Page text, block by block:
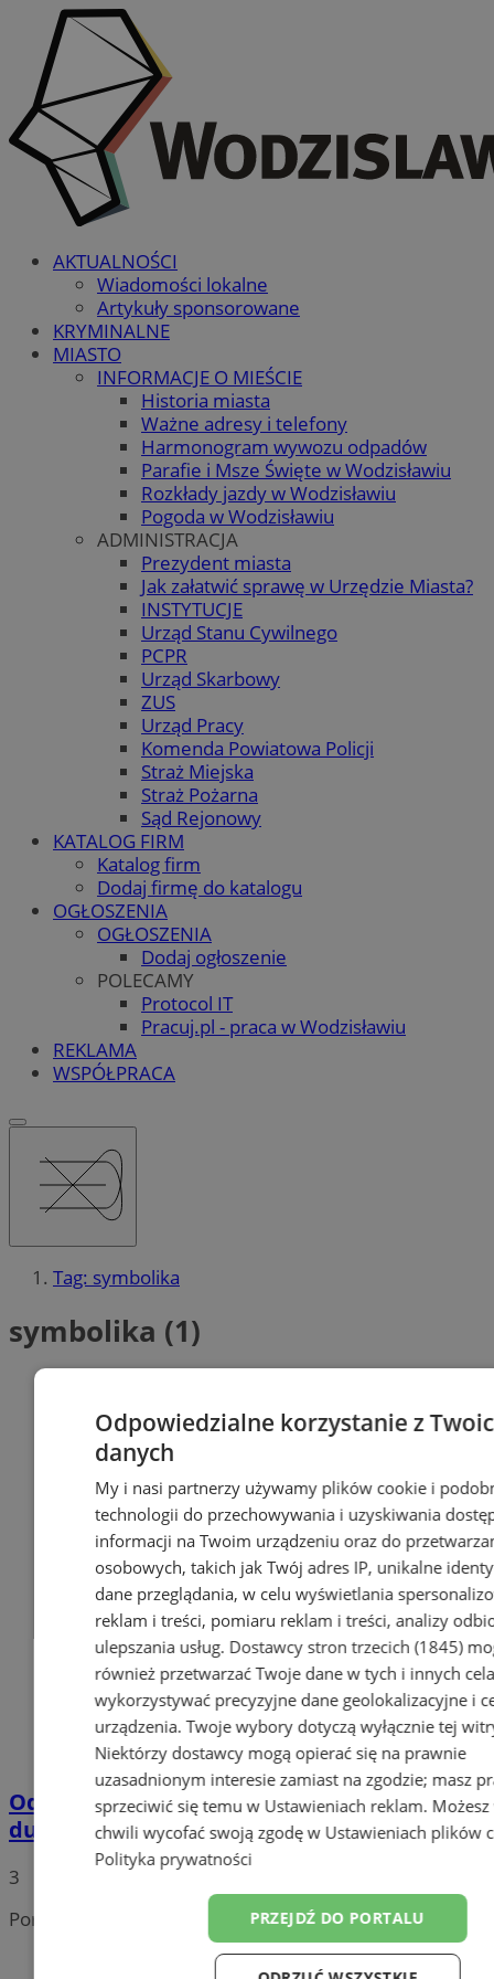
AKTUALNOŚCI
Wiadomości lokalne
Artykuły sponsorowane
KRYMINALNE
MIASTO
INFORMACJE O MIEŚCIE
Historia miasta
Ważne adresy i telefony
Harmonogram wywozu odpadów
Parafie i Msze Święte w Wodzisławiu
Rozkłady jazdy w Wodzisławiu
Pogoda w Wodzisławiu
ADMINISTRACJA
Prezydent miasta
Jak załatwić sprawę w Urzędzie Miasta?
INSTYTUCJE
Urząd Stanu Cywilnego
PCPR
Urząd Skarbowy
ZUS
Urząd Pracy
Komenda Powiatowa Policji
Straż Miejska
Straż Pożarna
Sąd Rejonowy
KATALOG FIRM
Katalog firm
Dodaj firmę do katalogu
OGŁOSZENIA
OGŁOSZENIA
Dodaj ogłoszenie
POLECAMY
Protocol IT
Pracuj.pl - praca w Wodzisławiu
REKLAMA
WSPÓŁPRACA
Tag: symbolika
symbolika (1)
Odkryj „Blask” w sztuce - wernisaż pełen
duchowości i mistycyzmu!
3
Portal należy do sieci
Odpowiedzialne korzystanie z
danych
My i nasi partnerzy używamy plików cookie i
technologii do przechowywania i uzyskiwania
informacji na Twoim urządzeniu oraz do
osobowych, takich jak Twój adres IP, unikalne
dane przeglądania, w celu wyświetlania
reklam i treści, pomiaru reklam i treści, analizy
ulepszania usług. Dostawcy stron trzecich (1845)
również przetwarzać Twoje dane w tych i innych
wykorzystywać precyzyjne dane geolokalizacyjne i
urządzenia. Twoje wybory dotyczą wyłącznie tej
Niektórzy dostawcy mogą opierać się na prawnie
uzasadnionym interesie zamiast na zgodzie; masz
sprzeciwić się temu w Ustawieniach reklam.
chwili wycofać swoją zgodę w Ustawieniach plików
Polityka prywatności
PRZEJDŹ DO PORTALU